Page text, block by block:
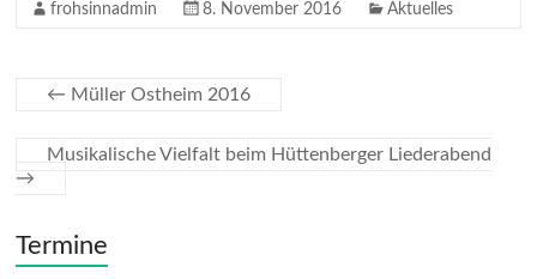
frohsinnadmin 8. November 2016 Aktuelles
← Müller Ostheim 2016
Musikalische Vielfalt beim Hüttenberger Liederabend
→
Termine